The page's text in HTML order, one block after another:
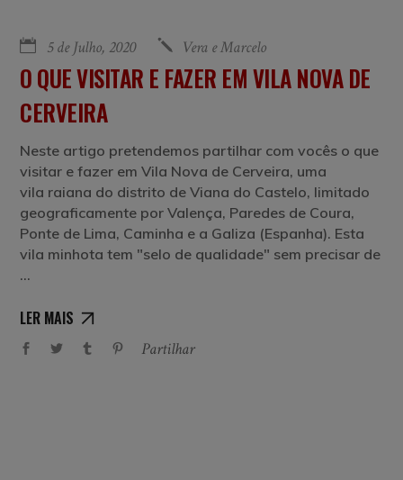
5 de Julho, 2020 Vera e Marcelo
O QUE VISITAR E FAZER EM VILA NOVA DE
CERVEIRA
Neste artigo pretendemos partilhar com vocês o que
visitar e fazer em Vila Nova de Cerveira, uma
vila raiana do distrito de Viana do Castelo, limitado
geograficamente por Valença, Paredes de Coura,
Ponte de Lima, Caminha e a Galiza (Espanha). Esta
vila minhota tem "selo de qualidade" sem precisar de
LER MAIS
Partilhar